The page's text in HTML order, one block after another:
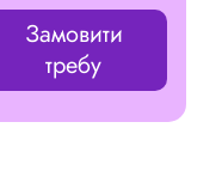
Замовити
требу